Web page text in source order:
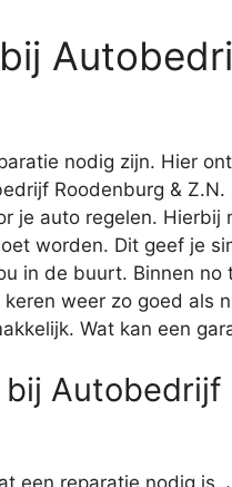
nodig zijn. Hier
Roodenburg &
je auto regelen.
worden. Dit geef je
in de buurt. Binnen no
weer zo goed als
Wat kan een
Autobedrijf